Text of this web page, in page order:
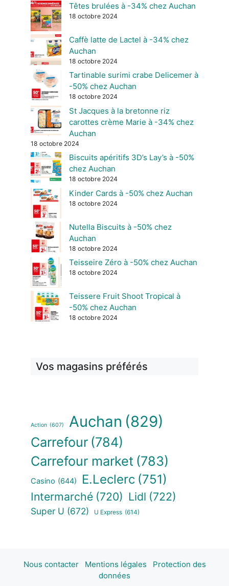
Têtes brulées à -34% chez Auchan
18 octobre 2024
Caffè latte de Lactel à -34% chez
Auchan
18 octobre 2024
Tartinable surimi crabe Delicemer à
-50% chez Auchan
18 octobre 2024
St Jacques à la bretonne riz
carottes crème Marie à -34% chez
Auchan
18 octobre 2024
Biscuits apéritifs 3D’s Lay’s à -50%
chez Auchan
18 octobre 2024
Kinder Cards à -50% chez Auchan
18 octobre 2024
Nutella Biscuits à -50% chez
Auchan
18 octobre 2024
Teisseire Zéro à -50% chez Auchan
18 octobre 2024
Teissere Fruit Shoot Tropical à
-50% chez Auchan
18 octobre 2024
Vos magasins préférés
Action (607) Auchan (829)
Carrefour (784)
Carrefour market (783)
Casino (644) E.Leclerc (751)
Intermarché (720) Lidl (722)
Super U (672) U Express (614)
Nous contacter Mentions légales
Protection des
données